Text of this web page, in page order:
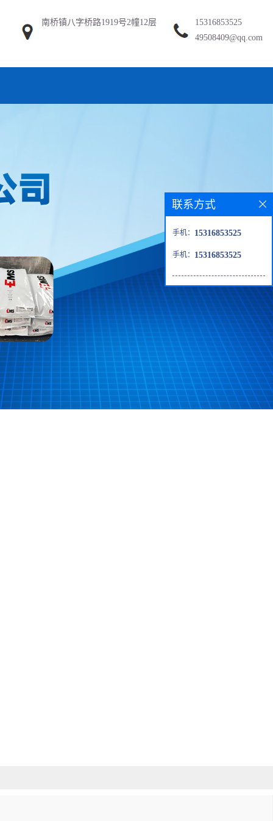
南桥镇八字桥路1919号2幢12层
15316853525
49508409@qq.com
联系方式
手机： 15316853525
手机： 15316853525